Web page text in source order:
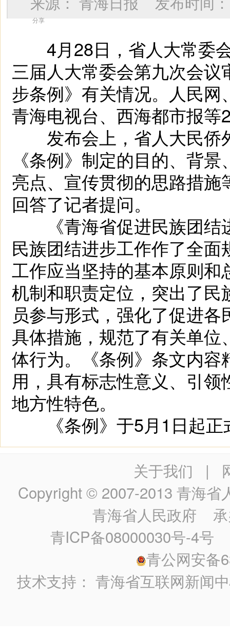
分享
4月28日，省人大常委会
三届人大常委会第九次会
步条例》有关情况。人民
青海电视台、西海都市报
发布会上，省人大民侨
《条例》制定的目的、背
亮点、宣传贯彻的思路措
回答了记者提问。
《青海省促进民族团结
民族团结进步工作作了全
工作应当坚持的基本原则
机制和职责定位，突出了
员参与形式，强化了促进
具体措施，规范了有关单
体行为。《条例》条文内
用，具有标志性意义、引
地方性特色。
《条例》于5月1日起正
关于我们 |
Copyright © 2007-2013 青海省
青海省人民政府 承
青ICP备08000030号-4号
青公网安备
技术支持：青海省互联网新闻